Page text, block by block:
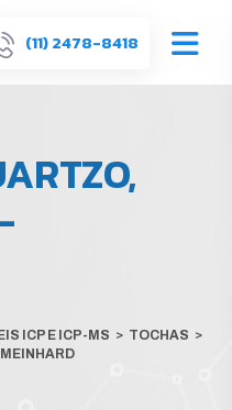
(11) 2478-8418
ICP E ICP-MS > TOCHAS >